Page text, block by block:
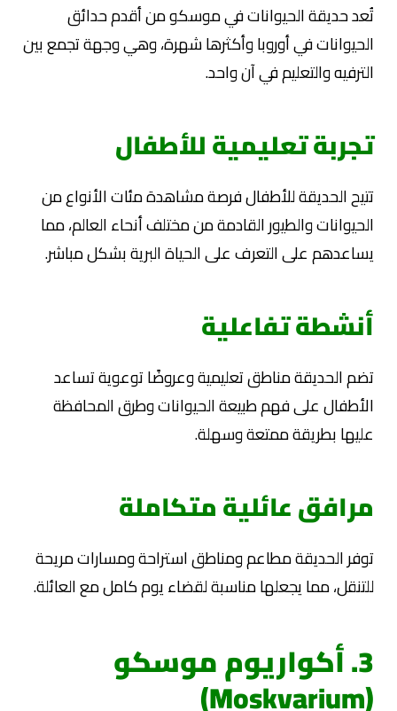
تُعد حديقة الحيوانات في موسكو من أقدم حدائق
الحيوانات في أوروبا وأكثرها شهرة، وهي وجهة تجمع بين
الترفيه والتعليم في آن واحد.
تجربة تعليمية للأطفال
تتيح الحديقة للأطفال فرصة مشاهدة مئات الأنواع من
الحيوانات والطيور القادمة من مختلف أنحاء العالم، مما
يساعدهم على التعرف على الحياة البرية بشكل مباشر.
أنشطة تفاعلية
تضم الحديقة مناطق تعليمية وعروضًا توعوية تساعد
الأطفال على فهم طبيعة الحيوانات وطرق المحافظة
عليها بطريقة ممتعة وسهلة.
مرافق عائلية متكاملة
توفر الحديقة مطاعم ومناطق استراحة ومسارات مريحة
للتنقل، مما يجعلها مناسبة لقضاء يوم كامل مع العائلة.
3. أكواريوم موسكو
(Moskvarium)